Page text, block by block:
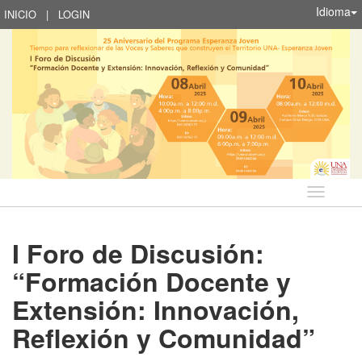
INICIO | LOGIN Idioma
Idioma
I Foro de Discusión:
“Formación Docente y
Extensión: Innovación,
Reflexión y Comunidad”